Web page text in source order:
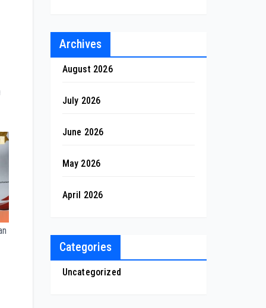
Archives
August 2026
July 2026
June 2026
May 2026
April 2026
Categories
Uncategorized